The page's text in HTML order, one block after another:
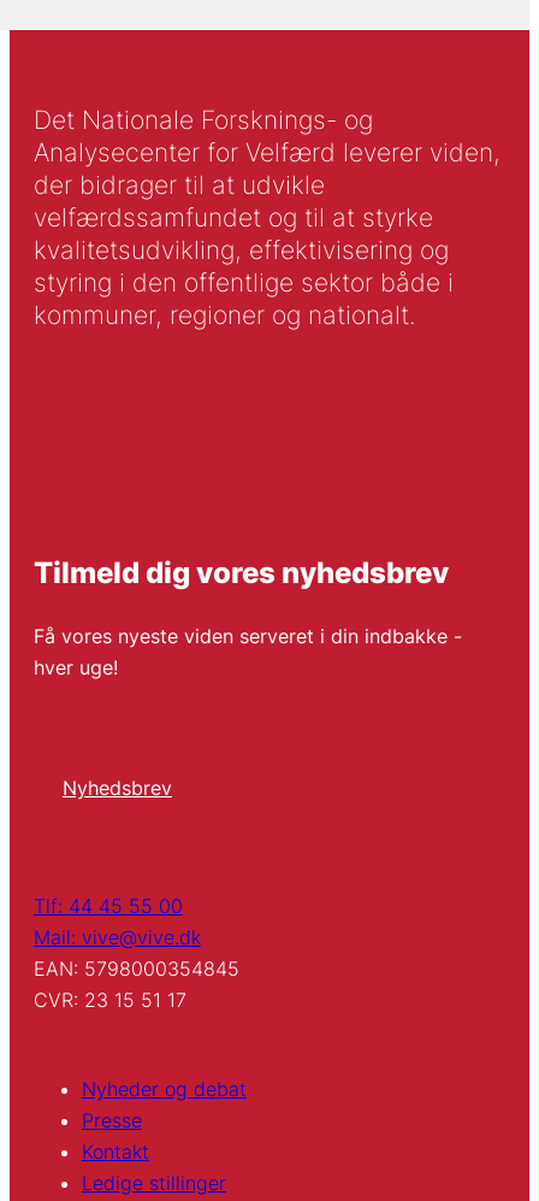
Det Nationale Forsknings- og
Analysecenter for Velfærd leverer viden,
der bidrager til at udvikle
velfærdssamfundet og til at styrke
kvalitetsudvikling, effektivisering og
styring i den offentlige sektor både i
kommuner, regioner og nationalt.
Tilmeld dig vores nyhedsbrev
Få vores nyeste viden serveret i din indbakke -
hver uge!
Nyhedsbrev
Tlf: 44 45 55 00
Mail: vive@vive.dk
EAN: 5798000354845
CVR: 23 15 51 17
Nyheder og debat
Presse
Kontakt
Ledige stillinger